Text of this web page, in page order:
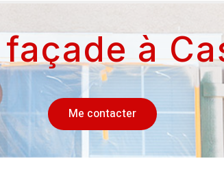
à
Me contacter